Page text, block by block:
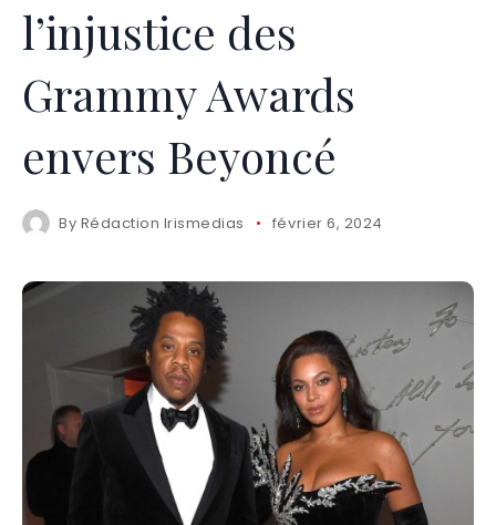
l’injustice des
Grammy Awards
envers Beyoncé
By Rédaction Irismedias février 6, 2024